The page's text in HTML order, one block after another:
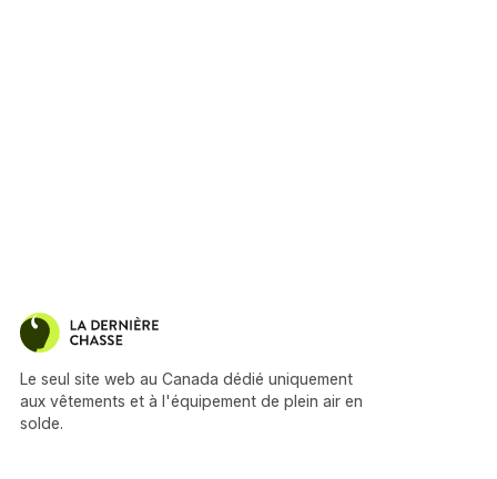
Le seul site web au Canada dédié uniquement
aux vêtements et à l'équipement de plein air en
solde.